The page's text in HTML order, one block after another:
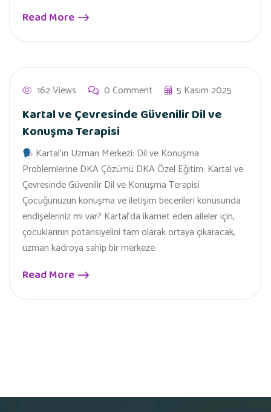
Read More
162 Views 0 Comment 5 Kasım 2025
Kartal ve Çevresinde Güvenilir Dil ve
Konuşma Terapisi
Kartal’ın Uzman Merkezi: Dil ve Konuşma
Problemlerine DKA Çözümü DKA Özel Eğitim: Kartal ve
Çevresinde Güvenilir Dil ve Konuşma Terapisi
Çocuğunuzun konuşma ve iletişim becerileri konusunda
endişeleriniz mi var? Kartal’da ikamet eden aileler için,
çocuklarının potansiyelini tam olarak ortaya çıkaracak,
uzman kadroya sahip bir merkeze
Read More